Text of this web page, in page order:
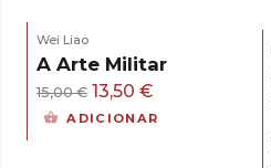
Wei Liao
A Arte Militar
15,00€ O
preço
13,50 €
preço
ADICIONAR